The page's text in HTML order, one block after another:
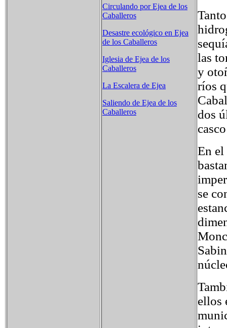
Circulando por Ejea de los
Caballeros
Desastre ecológico en Ejea
de los Caballeros
Iglesia de Ejea de los
Caballeros
La Escalera de Ejea
Saliendo de Ejea de los
Caballeros
las
y
ríos
dos
En el
se
ellos